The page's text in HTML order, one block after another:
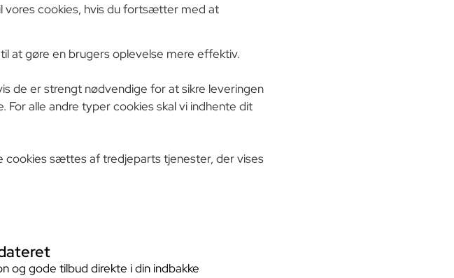
vores cookies, hvis du fortsætter med at
at gøre en brugers oplevelse mere effektiv.
de er strengt nødvendige for at sikre leveringen
alle andre typer cookies skal vi indhente dit
sættes af tredjeparts tjenester, der vises
og gode tilbud direkte i din indbakke